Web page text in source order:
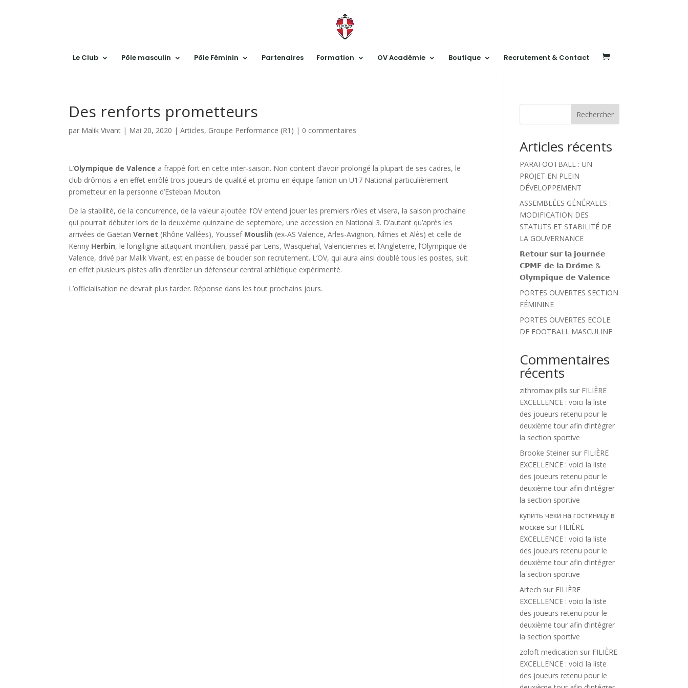
Le Club Pôle masculin Pôle Féminin Partenaires Formation OV Académie Boutique Recrutement & Contact
Des renforts prometteurs
par Malik Vivant | Mai 20, 2020 |Articles, Groupe Performance (R1) | 0 commentaires
L’Olympique de Valence a frappé fort en cette inter-saison. Non content d’avoir prolongé la plupart de ses cadres, le
club drômois a en effet enrôlé trois joueurs de qualité et promu en équipe fanion un U17 National particulièrement
prometteur en la personne d’Esteban Mouton.
De la stabilité, de la concurrence, de la valeur ajoutée: l’OV entend jouer les premiers rôles et visera, la saison prochaine
qui pourrait débuter lors de la deuxième quinzaine de septembre, une accession en National 3. D’autant qu’après les
arrivées de GaëtanVernet (Rhône Vallées), Youssef Mouslih (ex-AS Valence, Arles-Avignon, Nîmes et Alès) et celle de
Kenny Herbin, le longiligne attaquant montilien, passé par Lens, Wasquehal, Valenciennes et l’Angleterre, l’Olympique de
Valence, drivé par Malik Vivant, est en passe de boucler son recrutement. L’OV, qui aura ainsi doublé tous les postes, suit
en effet plusieurs pistes afin d’enrôler un défenseur central athlétique expérimenté.
L’officialisation ne devrait plus tarder. Réponse dans les tout prochains jours.
Rechercher
Articles récents
PARAFOOTBALL : UN
PROJET EN PLEIN
DÉVELOPPEMENT
ASSEMBLÉES GÉNÉRALES :
MODIFICATION DES
STATUTS ET STABILITÉ DE
LA GOUVERNANCE
𝗥𝗲𝘁𝗼𝘂𝗿 𝘀𝘂𝗿 𝗹𝗮 𝗷𝗼𝘂𝗿𝗻𝗲́𝗲
𝗖𝗣𝗠𝗘 𝗱𝗲 𝗹𝗮 𝗗𝗿𝗼̂𝗺𝗲 &
𝗢𝗹𝘆𝗺𝗽𝗶𝗾𝘂𝗲 𝗱𝗲 𝗩𝗮𝗹𝗲𝗻𝗰𝗲
PORTES OUVERTES SECTION
FÉMININE
PORTES OUVERTES ECOLE
DE FOOTBALL MASCULINE
Commentaires
récents
zithromax pills sur FILIÈRE
EXCELLENCE : voici la liste
des joueurs retenu pour le
deuxième tour afin d’intégrer
la section sportive
Brooke Steiner sur FILIÈRE
EXCELLENCE : voici la liste
des joueurs retenu pour le
deuxième tour afin d’intégrer
la section sportive
купить чеки на гостиницу в
москве sur FILIÈRE
EXCELLENCE : voici la liste
des joueurs retenu pour le
deuxième tour afin d’intégrer
la section sportive
Artech sur FILIÈRE
EXCELLENCE : voici la liste
des joueurs retenu pour le
deuxième tour afin d’intégrer
la section sportive
zoloft medication sur FILIÈRE
EXCELLENCE : voici la liste
des joueurs retenu pour le